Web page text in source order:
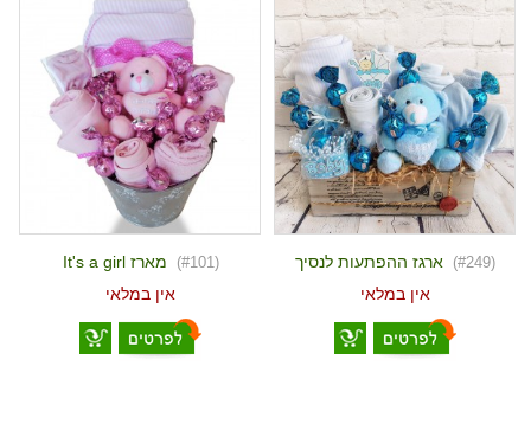
(#249)
ארגז ההפתעות לנסיך
אין במלאי
(#101)
מארז It's a girl
אין במלאי